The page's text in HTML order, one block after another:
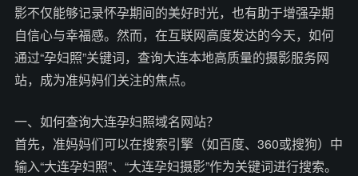
影不仅能够记录怀孕期间的美好时光，也有助于增强孕期
自信心与幸福感。然而，在互联网高度发达的今天，如何
通过“孕妇照”关键词，查询大连本地高质量的摄影服务网
站，成为准妈妈们关注的焦点。
一、如何查询大连孕妇照域名网站？
首先，准妈妈们可以在搜索引擎（如百度、360或搜狗）中
输入“大连孕妇照”、“大连孕妇摄影”作为关键词进行搜索。